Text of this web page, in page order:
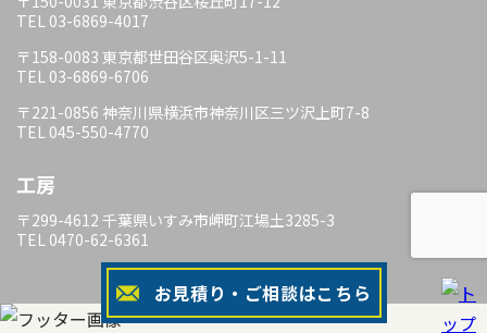
TEL 03-6869-4017
〒158-0083 東京都世田谷区奥沢5-1-11
TEL 03-6869-6706
〒221-0856 神奈川県横浜市神奈川区三ツ沢上町7-8
TEL 045-550-4770
工房
〒299-4612 千葉県いすみ市岬町江場土3285-3
TEL 0470-62-6361
お見積り・ご相談はこちら